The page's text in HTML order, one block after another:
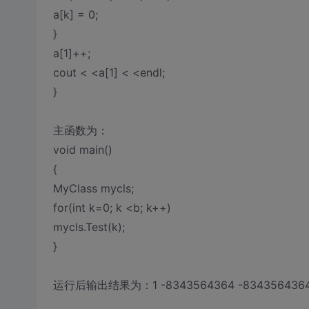
a[k] = 0;
}
a[1]++;
cout < <a[1] < <endl;
}
主函数为：
void main()
{
MyClass mycls;
for(int k=0; k <b; k++)
mycls.Test(k);
}
运行后输出结果为：1 -8343564364 -